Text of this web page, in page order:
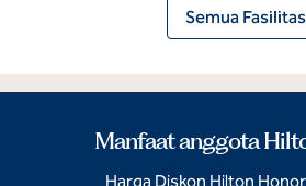
Semua Fasilitas
Manfaat anggota
Harga Diskon Hilton